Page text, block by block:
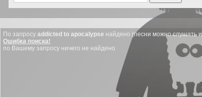
По запросу addicted to apocalypse найдено (песни можно слушать
Ошибка поиска!
по Вашему запросу ничего не найдено